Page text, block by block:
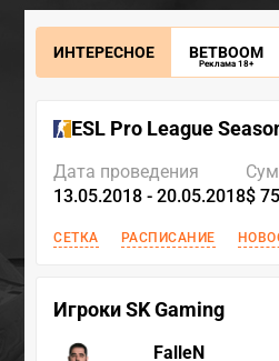
ИНТЕРЕСНОЕ BETBOOM
Реклама 18+
ESL Pro League
Дата проведения
13.05.2018 - 20.05.2018$
СЕТКА РАСПИСАНИЕ
Игроки SK Gaming
FalleN